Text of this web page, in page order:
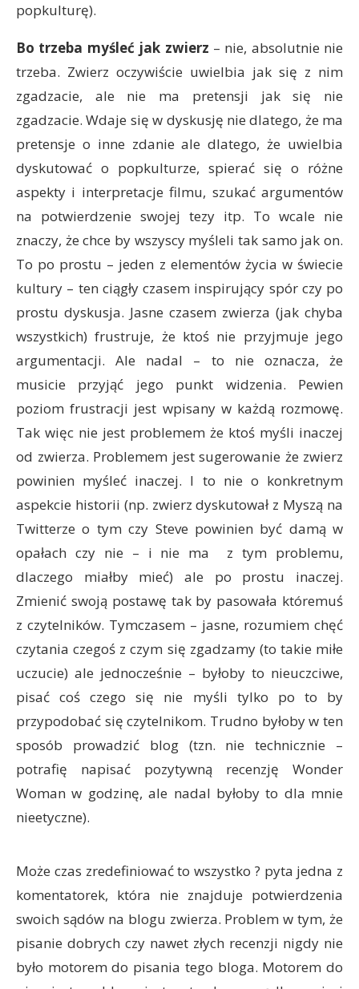
popkulturę).
Bo trzeba myśleć jak zwierz – nie, absolutnie nie
trzeba. Zwierz oczywiście uwielbia jak się z nim
zgadzacie, ale nie ma pretensji jak się nie
zgadzacie. Wdaje się w dyskusję nie dlatego, że ma
pretensje o inne zdanie ale dlatego, że uwielbia
dyskutować o popkulturze, spierać się o różne
aspekty i interpretacje filmu, szukać argumentów
na potwierdzenie swojej tezy itp. To wcale nie
znaczy, że chce by wszyscy myśleli tak samo jak on.
To po prostu – jeden z elementów życia w świecie
kultury – ten ciągły czasem inspirujący spór czy po
prostu dyskusja. Jasne czasem zwierza (jak chyba
wszystkich) frustruje, że ktoś nie przyjmuje jego
argumentacji. Ale nadal – to nie oznacza, że
musicie przyjąć jego punkt widzenia. Pewien
poziom frustracji jest wpisany w każdą rozmowę.
Tak więc nie jest problemem że ktoś myśli inaczej
od zwierza. Problemem jest sugerowanie że zwierz
powinien myśleć inaczej. I to nie o konkretnym
aspekcie historii (np. zwierz dyskutował z Myszą na
Twitterze o tym czy Steve powinien być damą w
opałach czy nie – i nie ma z tym problemu,
dlaczego miałby mieć) ale po prostu inaczej.
Zmienić swoją postawę tak by pasowała któremuś
z czytelników. Tymczasem – jasne, rozumiem chęć
czytania czegoś z czym się zgadzamy (to takie miłe
uczucie) ale jednocześnie – byłoby to nieuczciwe,
pisać coś czego się nie myśli tylko po to by
przypodobać się czytelnikom. Trudno byłoby w ten
sposób prowadzić blog (tzn. nie technicznie –
potrafię napisać pozytywną recenzję Wonder
Woman w godzinę, ale nadal byłoby to dla mnie
nieetyczne).
Może czas zredefiniować to wszystko ? pyta jedna z
komentatorek, która nie znajduje potwierdzenia
swoich sądów na blogu zwierza. Problem w tym, że
pisanie dobrych czy nawet złych recenzji nigdy nie
było motorem do pisania tego bloga. Motorem do